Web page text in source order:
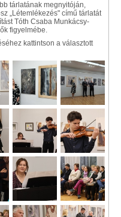
tárlatának megnyitóján,
„Létemlékezés" című tárlatát
Tóth Csaba Munkácsy-
figyelmébe.
kattintson a választott